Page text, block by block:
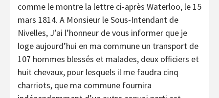
comme le montre la lettre ci-après Waterloo, le 15
mars 1814. A Monsieur le Sous-Intendant de
Nivelles, J’ai l’honneur de vous informer que je
loge aujourd’hui en ma commune un transport de
107 hommes blessés et malades, deux officiers et
huit chevaux, pour lesquels il me faudra cinq
charriots, que ma commune fournira